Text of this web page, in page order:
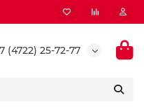
(4722) 25-72-77